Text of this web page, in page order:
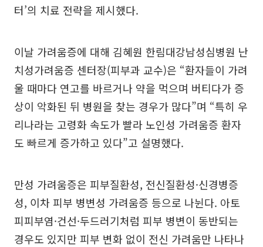
터’의 치료 전략을 제시했다.
이날 가려움증에 대해 김혜원 한림대강남성심병원 난
치성가려움증 센터장(피부과 교수)은 “환자들이 가려
울 때마다 연고를 바르거나 약을 먹으며 버티다가 증
상이 악화된 뒤 병원을 찾는 경우가 많다”며 “특히 우
리나라는 고령화 속도가 빨라 노인성 가려움증 환자
도 빠르게 증가하고 있다”고 설명했다.
만성 가려움증은 피부질환성, 전신질환성·신경병증
성, 이차 피부 병변성 가려움증 등으로 나뉜다. 아토
피피부염·건선·두드러기처럼 피부 병변이 동반되는
경우도 있지만 피부 변화 없이 전신 가려움만 나타나